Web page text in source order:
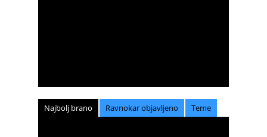
Najbolj brano Ravnokar objavljeno Teme